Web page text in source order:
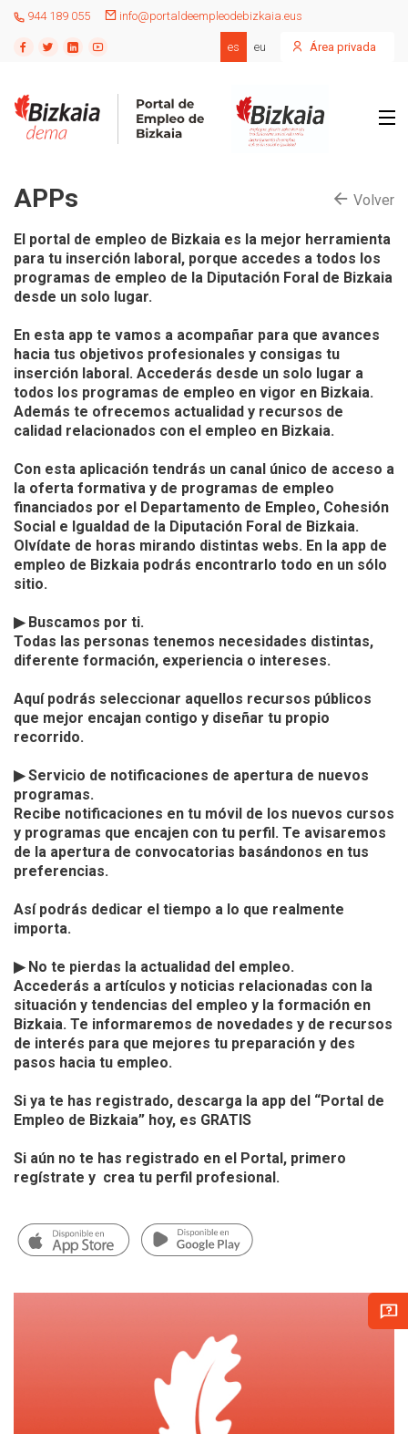
944 189 055 info@portaldeempleodebizkaia.eus
es eu Área privada
APPs Volver
El portal de empleo de Bizkaia es la mejor herramienta
para tu inserción laboral, porque accedes a todos los
programas de empleo de la Diputación Foral de Bizkaia
desde un solo lugar.
En esta app te vamos a acompañar para que avances
hacia tus objetivos profesionales y consigas tu
inserción laboral. Accederás desde un solo lugar a
todos los programas de empleo en vigor en Bizkaia.
Además te ofrecemos actualidad y recursos de
calidad relacionados con el empleo en Bizkaia.
Con esta aplicación tendrás un canal único de acceso a
la oferta formativa y de programas de empleo
financiados por el Departamento de Empleo, Cohesión
Social e Igualdad de la Diputación Foral de Bizkaia.
Olvídate de horas mirando distintas webs. En la app de
empleo de Bizkaia podrás encontrarlo todo en un sólo
sitio.
▶ Buscamos por ti.
Todas las personas tenemos necesidades distintas,
diferente formación, experiencia o intereses.
Aquí podrás seleccionar aquellos recursos públicos
que mejor encajan contigo y diseñar tu propio
recorrido.
▶ Servicio de notificaciones de apertura de nuevos
programas.
Recibe notificaciones en tu móvil de los nuevos cursos
y programas que encajen con tu perfil. Te avisaremos
de la apertura de convocatorias basándonos en tus
preferencias.
Así podrás dedicar el tiempo a lo que realmente
importa.
▶ No te pierdas la actualidad del empleo.
Accederás a artículos y noticias relacionadas con la
situación y tendencias del empleo y la formación en
Bizkaia. Te informaremos de novedades y de recursos
de interés para que mejores tu preparación y des
pasos hacia tu empleo.
Si ya te has registrado, descarga la app del “Portal de
Empleo de Bizkaia” hoy, es GRATIS
Si aún no te has registrado en el Portal, primero
regístrate y  crea tu perfil profesional.